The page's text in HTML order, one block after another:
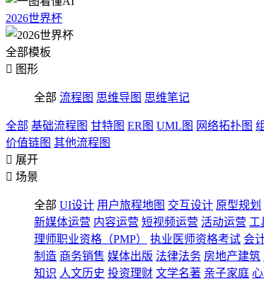
2026世界杯
全部模板
 图形
全部 流程图 思维导图 思维笔记
全部 基础流程图 甘特图 ER图 UML图 网络拓扑图
价值链图 其他流程图
 展开
 场景
全部 UI设计 用户旅程地图 交互设计 原型规划
新媒体运营 内容运营 短视频运营 活动运营 工
理师职业资格（PMP）
执业医师资格考试 会
制造 商务销售 媒体出版 法律法务 房地产建筑
知识 人文历史 投资理财 文学名著 亲子家庭